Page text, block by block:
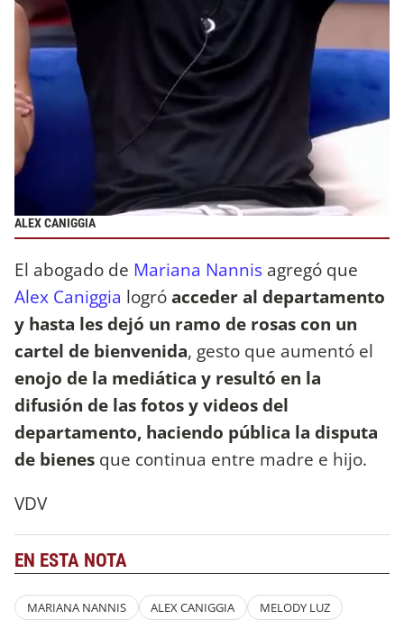
ALEX CANIGGIA
El abogado de Mariana Nannis agregó que
Alex Caniggia logróacceder al departamento
y hasta les dejó un ramo de rosas con un
cartel de bienvenida, gesto que aumentó el
enojo de la mediática y resultó en la
difusión de las fotos y videos del
departamento, haciendo pública la disputa
de bienes que continua entre madre e hijo.
VDV
EN ESTA NOTA
MARIANA NANNIS ALEX CANIGGIA MELODY LUZ